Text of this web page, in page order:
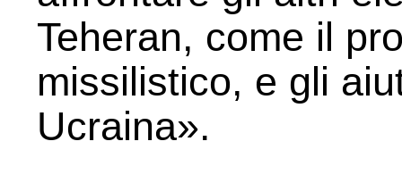
Teheran, come il
missilistico, e gli
Ucraina».